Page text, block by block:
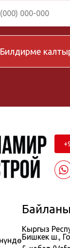
Билдирме
Кыргыз
Бишкек ш.,